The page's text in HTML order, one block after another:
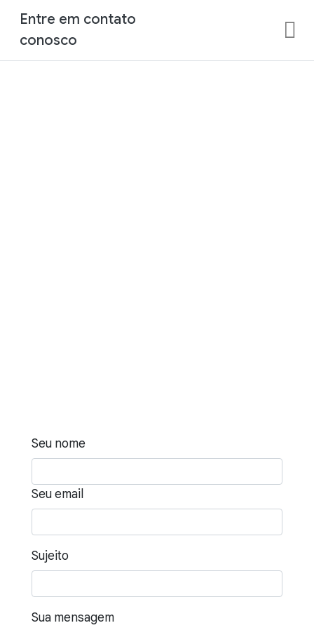
Entre em contato
conosco
Seu nome
Seu email
Sujeito
Sua mensagem